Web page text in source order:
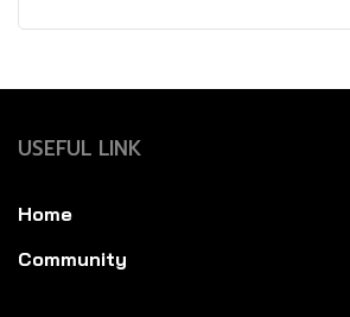
USEFUL LINK
Home
Community